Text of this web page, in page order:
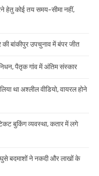
हेतु कोई तय समय-सीमा नहीं,
बांकीपुर उपचुनाव में बंपर जीत
निधन, पैतृक गांव में अंतिम संस्कार
था अश्लील वीडियो, वायरल होने
बुकिंग व्यवस्था, कतार में लगे
बदमाशों ने नकदी और लाखों के